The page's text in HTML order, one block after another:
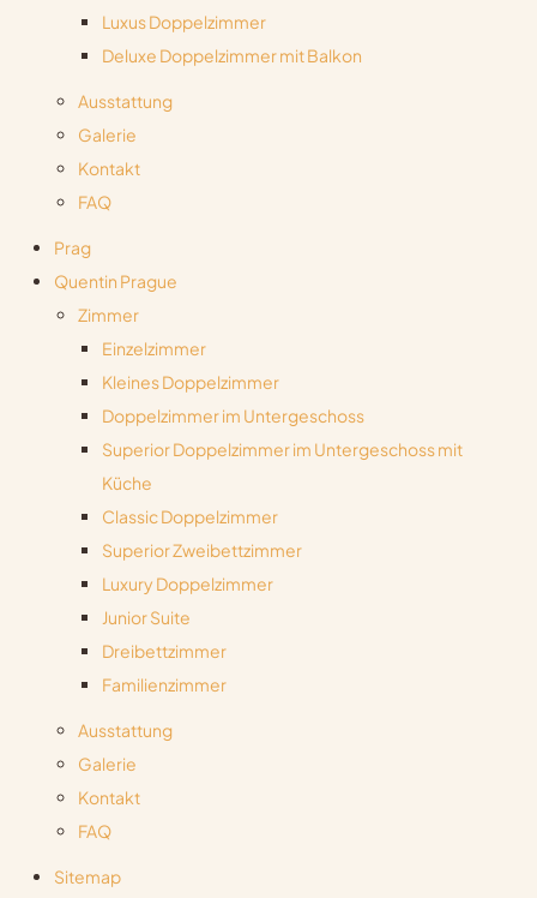
Luxus Doppelzimmer
Deluxe Doppelzimmer mit Balkon
Ausstattung
Galerie
Kontakt
FAQ
Prag
Quentin Prague
Zimmer
Einzelzimmer
Kleines Doppelzimmer
Doppelzimmer im Untergeschoss
Superior Doppelzimmer im Untergeschoss mit
Küche
Classic Doppelzimmer
Superior Zweibettzimmer
Luxury Doppelzimmer
Junior Suite
Dreibettzimmer
Familienzimmer
Ausstattung
Galerie
Kontakt
FAQ
Sitemap